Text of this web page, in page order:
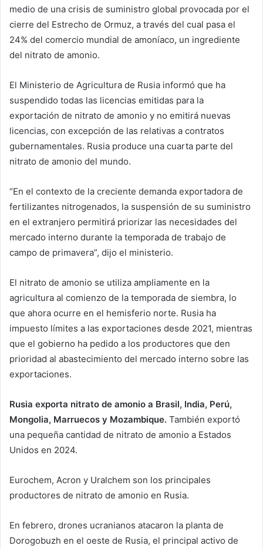
medio de una crisis de suministro global provocada por el
cierre del Estrecho de Ormuz, a través del cual pasa el
24% del comercio mundial de amoníaco, un ingrediente
del nitrato de amonio.
El Ministerio de Agricultura de Rusia informó que ha
suspendido todas las licencias emitidas para la
exportación de nitrato de amonio y no emitirá nuevas
licencias, con excepción de las relativas a contratos
gubernamentales. Rusia produce una cuarta parte del
nitrato de amonio del mundo.
“En el contexto de la creciente demanda exportadora de
fertilizantes nitrogenados, la suspensión de su suministro
en el extranjero permitirá priorizar las ‌necesidades‌ del
mercado interno durante la temporada de trabajo de
campo de primavera”, dijo el ministerio.
El nitrato de amonio se utiliza ampliamente en la
agricultura al comienzo de la temporada de siembra, lo
que ahora ocurre en el hemisferio norte. Rusia ha
impuesto límites a las exportaciones desde 2021, mientras
que el gobierno ha pedido a los productores que den
prioridad al abastecimiento del mercado interno sobre las
exportaciones.
Rusia exporta nitrato de amonio a Brasil, India, Perú,
Mongolia, Marruecos y Mozambique. ‌También exportó
una pequeña cantidad de nitrato de amonio a Estados
Unidos en 2024.
Eurochem, Acron y Uralchem ​​​​son los principales
productores de nitrato de amonio en Rusia.
En febrero, drones ucranianos atacaron la planta de
Dorogobuzh en el oeste de Rusia, el principal activo de